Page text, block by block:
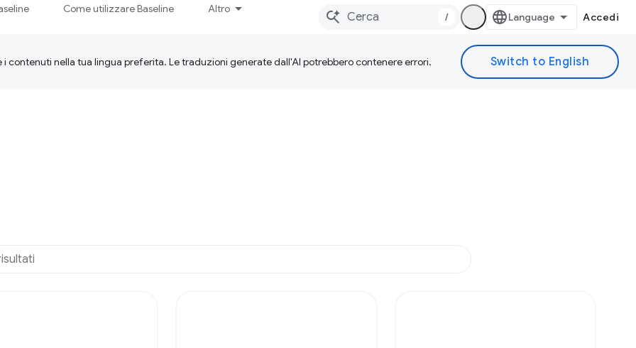
Come utilizzare Baseline Altro
/ Accedi
contenuti nella tua lingua preferita. Le traduzioni generate dall'AI potrebbero contenere errori.